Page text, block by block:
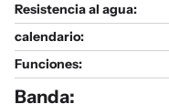
Resistencia al agua:
calendario:
Funciones:
Banda: